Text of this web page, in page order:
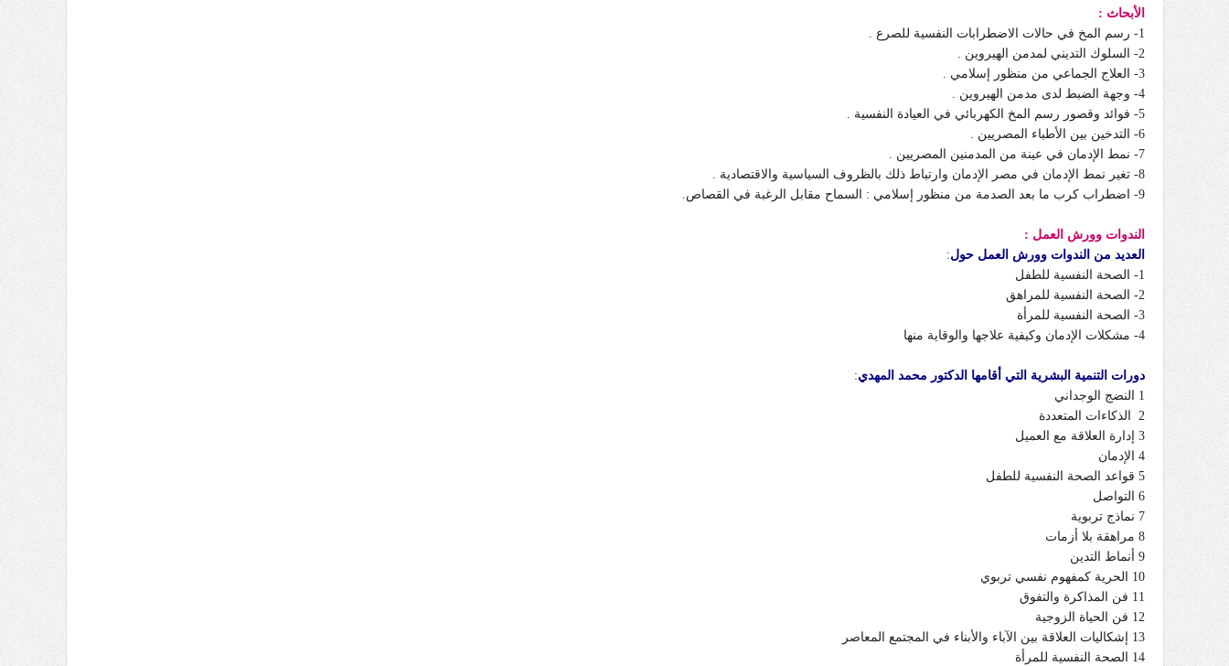
الأبحاث :
1- رسم المخ في حالات الاضطرابات النفسية للصرع .
2- السلوك التديني لمدمن الهيروين .
3- العلاج الجماعي من منظور إسلامي .
4- وجهة الضبط لدى مدمن الهيروين .
5- فوائد وقصور رسم المخ الكهربائي في العيادة النفسية .
6- التدخين بين الأطباء المصريين .
7- نمط الإدمان في عينة من المدمنين المصريين .
8- تغير نمط الإدمان في مصر الإدمان وارتباط ذلك بالظروف السياسية والاقتصادية .
9- اضطراب كرب ما بعد الصدمة من منظور إسلامي : السماح مقابل الرغبة في القصاص.
الندوات وورش العمل :
العديد من الندوات وورش العمل حول:
1- الصحة النفسية للطفل
2- الصحة النفسية للمراهق
3- الصحة النفسية للمرأة
4- مشكلات الإدمان وكيفية علاجها والوقاية منها
دورات التنمية البشرية التي أقامها الدكتور محمد المهدي:
1 النضج الوجداني
2 الذكاءات المتعددة
3 إدارة العلاقة مع العميل
4 الإدمان
5 قواعد الصحة النفسية للطفل
6 التواصل
7 نماذج تربوية
8 مراهقة بلا أزمات
9 أنماط التدين
10 الحرية كمفهوم نفسي تربوي
11 فن المذاكرة والتفوق
12 فن الحياة الزوجية
13 إشكاليات العلاقة بين الآباء والأبناء في المجتمع المعاصر
14 الصحة النفسية للمرأة